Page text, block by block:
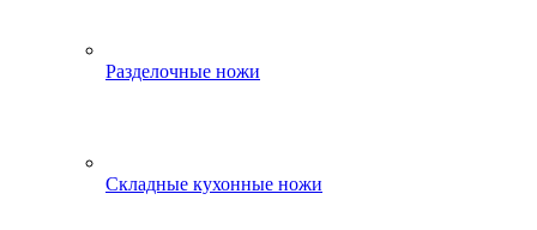
Разделочные ножи
Складные кухонные ножи